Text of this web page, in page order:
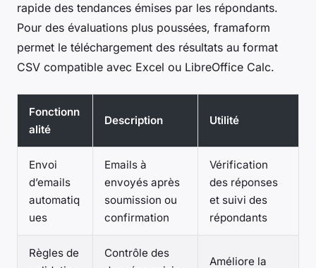
rapide des tendances émises par les répondants.
Pour des évaluations plus poussées, framaform
permet le téléchargement des résultats au format
CSV compatible avec Excel ou LibreOffice Calc.
Fonctionn
alité
Description Utilité
Envoi
d’emails
automatiq
ues
Emails à
envoyés après
soumission ou
confirmation
Vérification
des réponses
et suivi des
répondants
Règles de
Contrôle des
Améliore la